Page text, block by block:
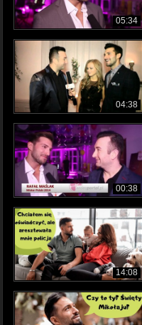
05:34
04:38
00:38
14:08